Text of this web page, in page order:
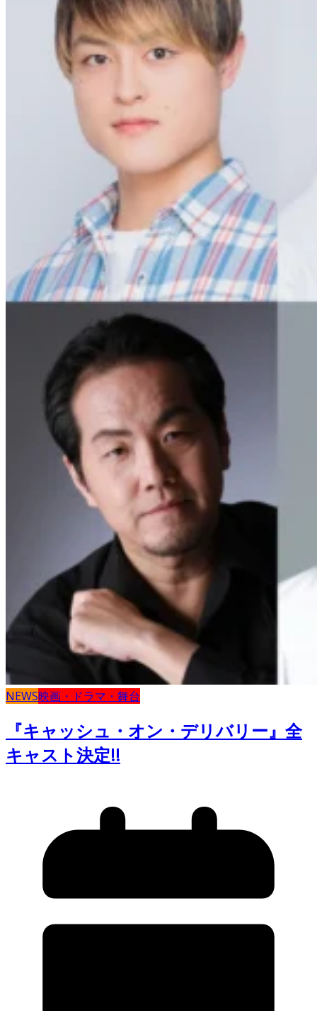
NEWS映画・ドラマ・舞台
『キャッシュ・オン・デリバリー』全
キャスト決定!!